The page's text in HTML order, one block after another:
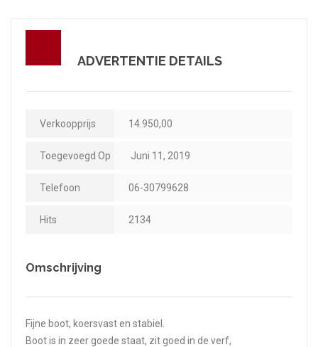
ADVERTENTIE DETAILS
Verkoopprijs 14.950,00
Toegevoegd Op Juni 11, 2019
Telefoon 06-30799628
Hits 2134
Omschrijving
Fijne boot, koersvast en stabiel.
Boot is in zeer goede staat, zit goed in de verf,